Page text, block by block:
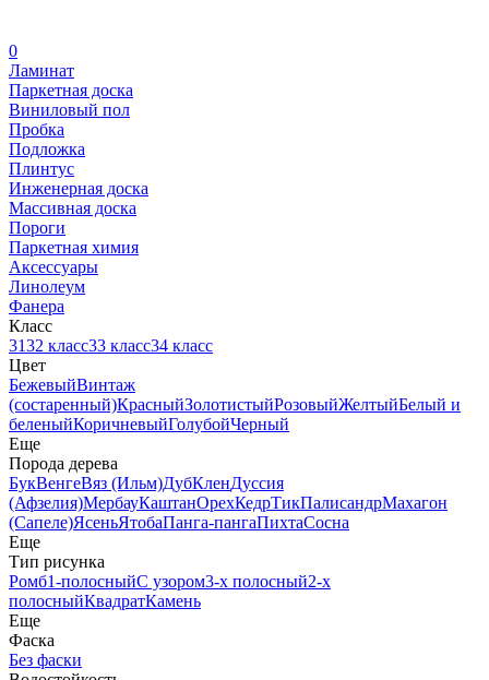
0
Ламинат
Паркетная доска
Виниловый пол
Пробка
Подложка
Плинтус
Инженерная доска
Массивная доска
Пороги
Паркетная химия
Аксессуары
Линолеум
Фанера
Класс
3132 класс33 класс34 класс
Цвет
БежевыйВинтаж
(состаренный)КрасныйЗолотистыйРозовыйЖелтыйБелый и
беленыйКоричневыйГолубойЧерный
Еще
Порода дерева
БукВенгеВяз (Ильм)ДубКленДуссия
(Афзелия)МербауКаштанОрехКедрТикПалисандрМахагон
(Сапеле)ЯсеньЯтобаПанга-пангаПихтаСосна
Еще
Тип рисунка
Ромб1-полосныйС узором3-х полосный2-х
полосныйКвадратКамень
Еще
Фаска
Без фаски